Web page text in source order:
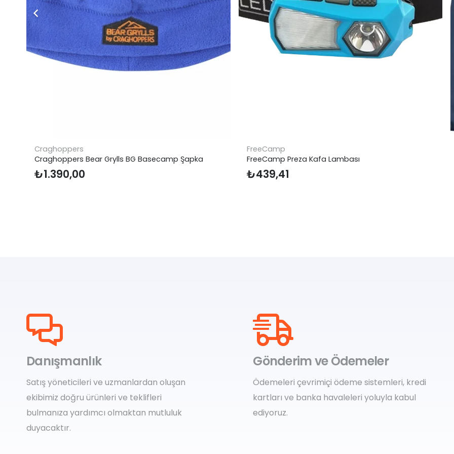
Bear Grylls BG Basecamp Şapka
FreeCamp Preza Kafa Lambası
Regatta Yare
Danışmanlık
Satış yöneticileri ve uzmanlardan oluşan
ekibimiz doğru ürünleri ve teklifleri
bulmanıza yardımcı olmaktan mutluluk
duyacaktır.
Gönderim ve Ödemeler
Ödemeleri çevrimiçi ödeme sistemleri, kredi
kartları ve banka havaleleri yoluyla kabul
ediyoruz.